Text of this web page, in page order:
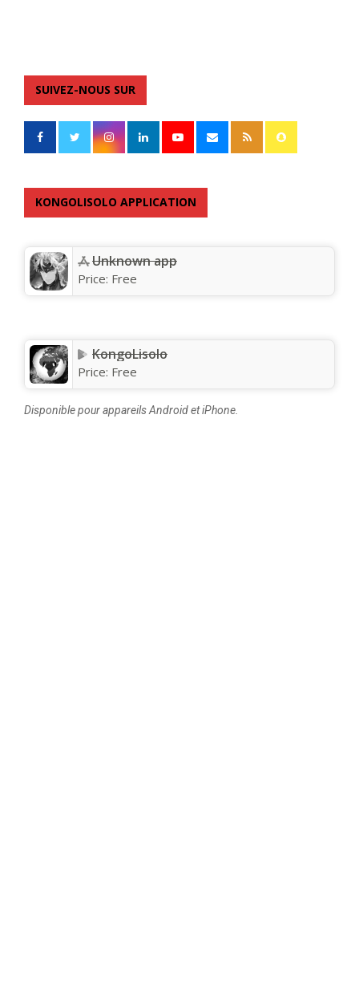
SUIVEZ-NOUS SUR
KONGOLISOLO APPLICATION
Unknown app
Price: Free
KongoLisolo
Price: Free
Disponible pour appareils Android et iPhone.